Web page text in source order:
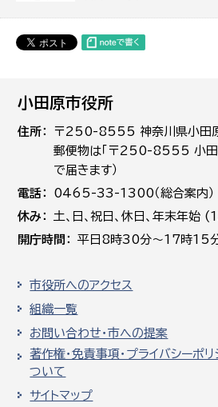
小田原市役所
住所
〒250-8555 神奈川県小田
郵便物は「〒250-8555 小田
で届きます）
電話
0465-33-1300（総合案内）
休み
土､日､祝日、休日、年末年
開庁時間
平日8時30分～17時15
市役所へのアクセス
組織一覧
お問い合わせ・市への提案
著作権・免責事項・プライバシーポリ
ついて
サイトマップ